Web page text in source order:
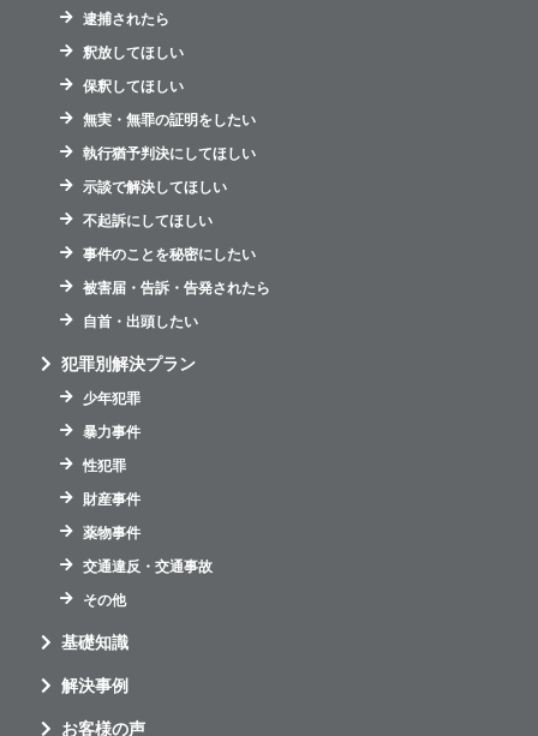
逮捕されたら
釈放してほしい
保釈してほしい
無実・無罪の証明をしたい
執行猶予判決にしてほしい
示談で解決してほしい
不起訴にしてほしい
事件のことを秘密にしたい
被害届・告訴・告発されたら
自首・出頭したい
犯罪別解決プラン
少年犯罪
暴力事件
性犯罪
財産事件
薬物事件
交通違反・交通事故
その他
基礎知識
解決事例
お客様の声